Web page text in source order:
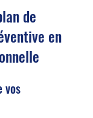
de
en
vos